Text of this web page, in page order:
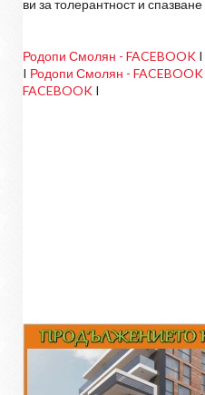
ви за толерантност и
Родопи Смолян - FACEBOOK I
I Родопи Смолян - FACEBOOK
FACEBOOK I